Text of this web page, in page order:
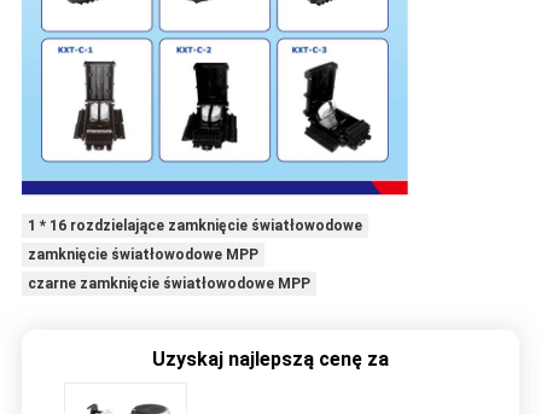
1 * 16 rozdzielające zamknięcie światłowodowe
zamknięcie światłowodowe MPP
czarne zamknięcie światłowodowe MPP
Uzyskaj najlepszą cenę za